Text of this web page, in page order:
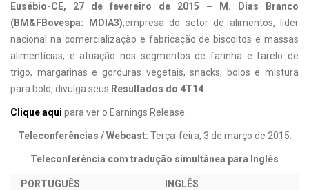
Eusébio-CE, 27 de fevereiro de 2015 – M. Dias Branco
(BM&FBovespa: MDIA3),empresa do setor de alimentos, líder
nacional na comercialização e fabricação de biscoitos e massas
alimentícias, e atuação nos segmentos de farinha e farelo de
trigo, margarinas e gorduras vegetais, snacks, bolos e mistura
para bolo, divulga seus Resultados do 4T14
Clique aqui para ver o Earnings Release.
Teleconferências / Webcast: Terça-feira, 3 de março de 2015.
Teleconferência com tradução simultânea para Inglês
PORTUGUÊS
INGLÊS